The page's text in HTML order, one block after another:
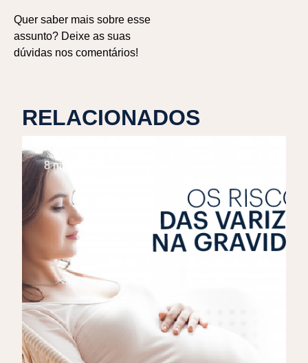
Quer saber mais sobre esse
assunto? Deixe as suas
dúvidas nos comentários!
RELACIONADOS
8 maio 2020